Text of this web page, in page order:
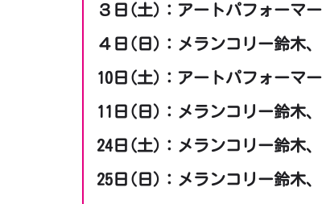
３日(土)：アートパフォーマ
４日(日)：メランコリー鈴木、
10日(土)：アートパフォーマ
11日(日)：メランコリー鈴木
24日(土)：メランコリー鈴木
25日(日)：メランコリー鈴木